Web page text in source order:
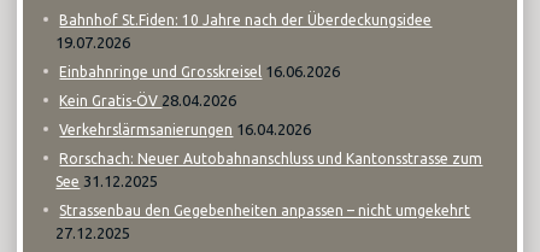
Bahnhof St.Fiden: 10 Jahre nach der Überdeckungsidee
19.07.2026
Einbahnringe und Grosskreisel 16.06.2026
Kein Gratis-ÖV 28.04.2026
Verkehrslärmsanierungen 16.04.2026
Rorschach: Neuer Autobahnanschluss und Kantonsstrasse zum
See 31.12.2025
Strassenbau den Gegebenheiten anpassen – nicht umgekehrt
27.12.2025